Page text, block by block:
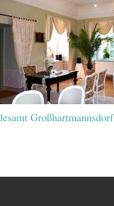
Großhartmannsdorf